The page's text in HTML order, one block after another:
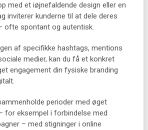
med et iøjnefaldende design eller en
inviterer kunderne til at dele deres
ofte spontant og autentisk.
af specifikke hashtags, mentions
medier, kan du få et konkret
engagement din fysiske branding
perioder med øget
for eksempel i forbindelse med
– med stigninger i online